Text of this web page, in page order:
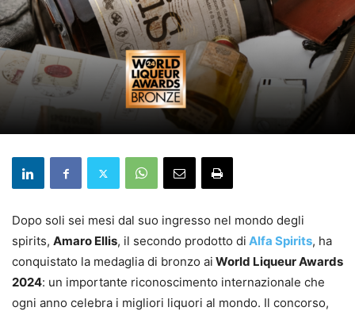
Dopo soli sei mesi dal suo ingresso nel mondo degli
spirits, Amaro Ellis, il secondo prodotto di Alfa Spirits, ha
conquistato la medaglia di bronzo ai World Liqueur Awards
2024: un importante riconoscimento internazionale che
ogni anno celebra i migliori liquori al mondo. Il concorso,